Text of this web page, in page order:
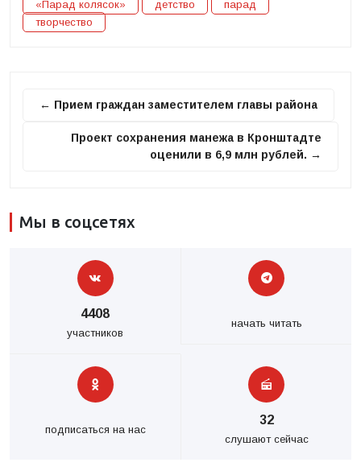
«Парад колясок» детство
парад
творчество
← Прием граждан заместителем главы района
Проект сохранения манежа в Кронштадте
оценили в 6,9 млн рублей. →
Мы в соцсетях
4408
участников
начать читать
подписаться на нас
32
слушают сейчас